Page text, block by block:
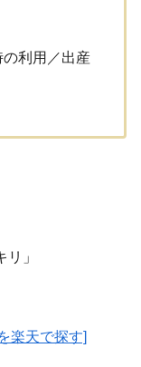
の利用／出産
」
楽天で探す]